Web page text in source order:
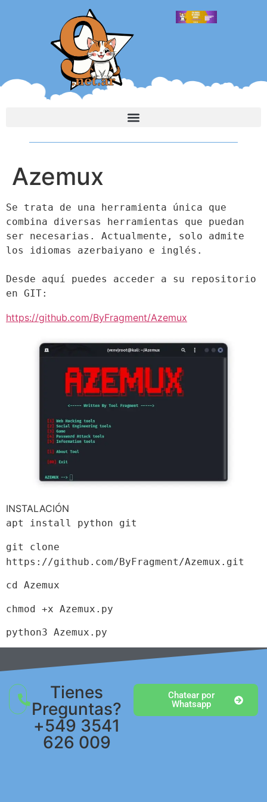
Azemux
Se trata de una herramienta única que
combina diversas herramientas que puedan
ser necesarias. Actualmente, solo admite
los idiomas azerbaiyano e inglés.
Desde aquí puedes acceder a su repositorio
en GIT:
https://github.com/ByFragment/Azemux
INSTALACIÓN
apt install python git
git clone
https://github.com/ByFragment/Azemux.git
cd Azemux
chmod +x Azemux.py
python3 Azemux.py
Tienes
Preguntas?
+549 3541
626 009
Chatear por
Whatsapp